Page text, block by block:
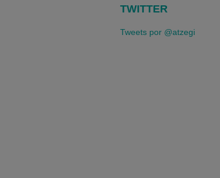
TWITTER
Tweets por @atzegi